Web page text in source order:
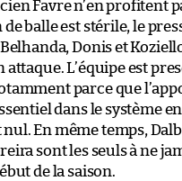
Favre n’en profitent
de balle est stérile, le
Donis et
attaque. L’équipe est
parce que
dans le système
En même temps,
sont les seuls à ne
de la saison.